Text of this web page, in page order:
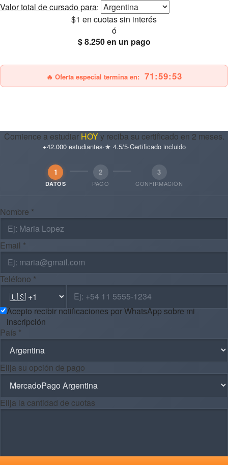
Valor total de cursado para:
$1 en cuotas sin interés
ó
$ 8.250en un pago
🔥 Oferta especial termina en: 71:59:52
Comience a estudiar HOYy reciba su certificado en 2 meses.
+42.000estudiantes·★ 4.5/5·Certificado incluido
1
DATOS
2
PAGO
3
CONFIRMACIÓN
Nombre *
Email *
Teléfono *
Acepto recibir notificaciones por WhatsApp sobre mi
inscripción
País *
Elija su opción de pago
Elija la cantidad de cuotas